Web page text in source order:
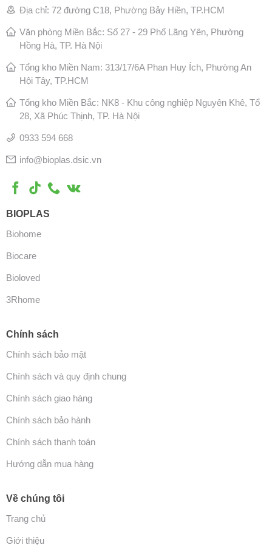
Địa chỉ: 72 đường C18, Phường Bảy Hiền, TP.HCM
Văn phòng Miền Bắc: Số 27 - 29 Phố Lãng Yên, Phường
Hồng Hà, TP. Hà Nội
Tổng kho Miền Nam: 313/17/6A Phan Huy Ích, Phường An
Hội Tây, TP.HCM
Tổng kho Miền Bắc: NK8 - Khu công nghiệp Nguyên Khê, Tổ
28, Xã Phúc Thịnh, TP. Hà Nội
0933 594 668
info@bioplas.dsic.vn
BIOPLAS
Biohome
Biocare
Bioloved
3Rhome
Chính sách
Chính sách bảo mật
Chính sách và quy định chung
Chính sách giao hàng
Chính sách bảo hành
Chính sách thanh toán
Hướng dẫn mua hàng
Về chúng tôi
Trang chủ
Giới thiệu